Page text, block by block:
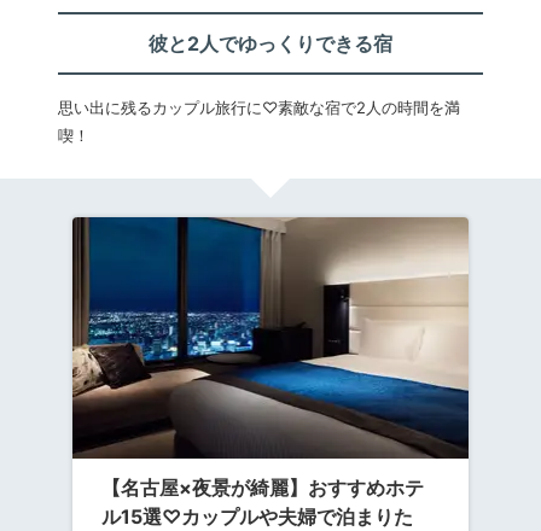
彼と2人でゆっくりできる宿
思い出に残るカップル旅行に♡素敵な宿で2人の時間を満
喫！
【名古屋×夜景が綺麗】おすすめホテ
ル15選♡カップルや夫婦で泊まりた